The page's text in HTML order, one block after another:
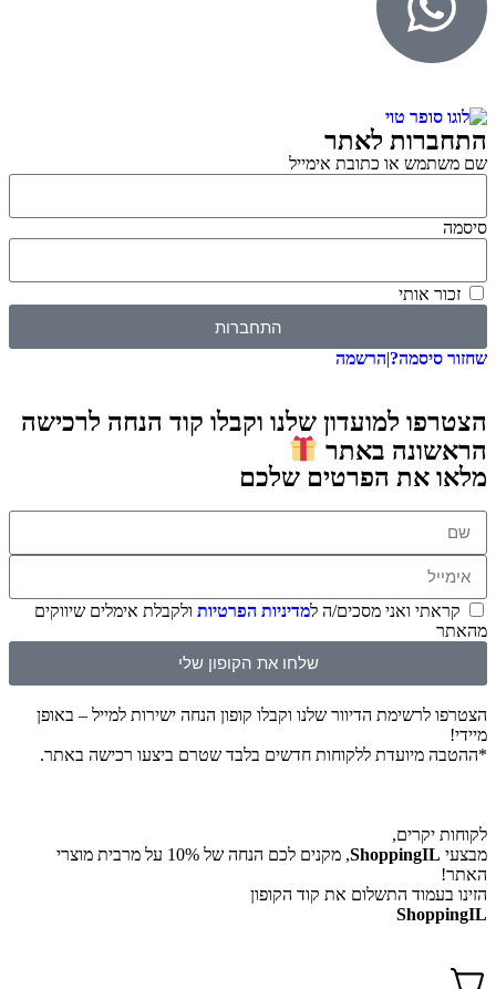
התחברות לאתר
שם משתמש או כתובת אימייל
סיסמה
זכור אותי
התחברות
שחזור סיסמה?|הרשמה
הצטרפו למועדון שלנו וקבלו קוד הנחה לרכישה
הראשונה באתר
מלאו את הפרטים שלכם
קראתי ואני מסכים/ה למדיניות הפרטיות ולקבלת אימלים שיווקים
מהאתר
שלחו את הקופון שלי
הצטרפו לרשימת הדיוור שלנו וקבלו קופון הנחה ישירות למייל – באופן
מיידי!
*ההטבה מיועדת ללקוחות חדשים בלבד שטרם ביצעו רכישה באתר.
לקוחות יקרים,
מבצעי ShoppingIL
, מקנים לכם הנחה של 10% על מרבית מוצרי
האתר!
הזינו בעמוד התשלום את קוד הקופון
ShoppingIL